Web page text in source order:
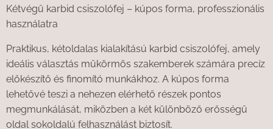
Kétvégű karbid csiszolófej – kúpos forma, professzionális
használatra
Praktikus, kétoldalas kialakítású karbid csiszolófej, amely
ideális választás műkörmös szakemberek számára precíz
előkészítő és finomító munkákhoz. A kúpos forma
lehetővé teszi a nehezen elérhető részek pontos
megmunkálását, miközben a két különböző erősségű
oldal sokoldalú felhasználást biztosít.